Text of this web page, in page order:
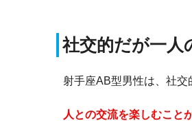
社交的だが一人
射手座AB型男性は、社交
人との交流を楽しむこと